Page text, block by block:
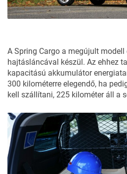
A Spring Cargo a megújult modell
hajtásláncával készül. Az ehhez
kapacitású akkumulátor
300 kilométerre elegendő, ha
kell szállítani, 225 kilométer áll a